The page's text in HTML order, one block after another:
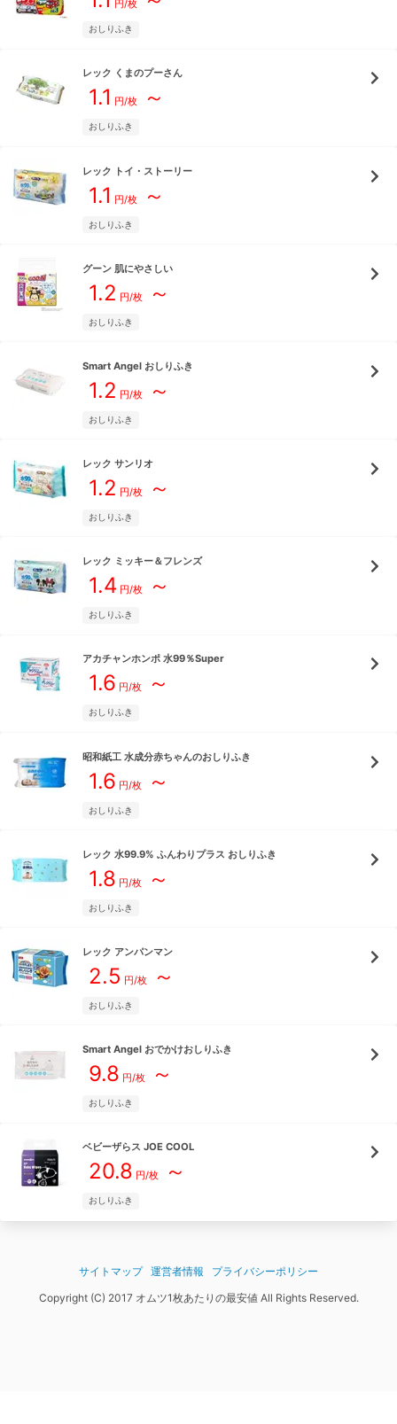
円/枚
おしりふき
レック くまのプーさん
1.1 円/枚～
おしりふき
レック トイ・ストーリー
1.1 円/枚～
おしりふき
グーン 肌にやさしい
1.2 円/枚～
おしりふき
Smart Angel おしりふき
1.2 円/枚～
おしりふき
レック サンリオ
1.2 円/枚～
おしりふき
レック ミッキー＆フレンズ
1.4 円/枚～
おしりふき
アカチャンホンポ 水99％Super
1.6 円/枚～
おしりふき
昭和紙工 水成分赤ちゃんのおしりふき
1.6 円/枚～
おしりふき
レック 水99.9% ふんわりプラス おしりふき
1.8 円/枚～
おしりふき
レック アンパンマン
2.5 円/枚～
おしりふき
Smart Angel おでかけおしりふき
9.8 円/枚～
おしりふき
ベビーザらス JOE COOL
20.8 円/枚～
おしりふき
サイトマップ 運営者情報
プライバシーポリシー
Copyright (C) 2017 オムツ1枚あたりの最安値 All Rights Reserved.